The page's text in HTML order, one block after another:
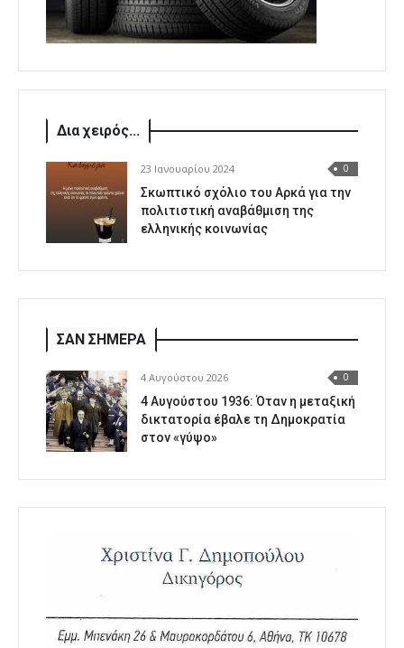
Δια χειρός...
23 Ιανουαρίου 2024 0
Σκωπτικό σχόλιο του Αρκά για την
πολιτιστική αναβάθμιση της
ελληνικής κοινωνίας
ΣΑΝ ΣΗΜΕΡΑ
4 Αυγούστου 2026 0
4 Αυγούστου 1936: Όταν η μεταξική
δικτατορία έβαλε τη Δημοκρατία
στον «γύψο»